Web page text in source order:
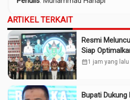
ARTIKEL TERKAIT
Resmi
Siap
Madina
calendar_month1 jam yang lalu
Bupati